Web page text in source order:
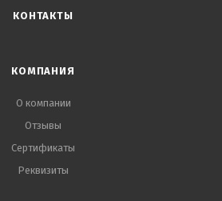
КОНТАКТЫ
КОМПАНИЯ
О компании
Отзывы
Сертификаты
Реквизиты